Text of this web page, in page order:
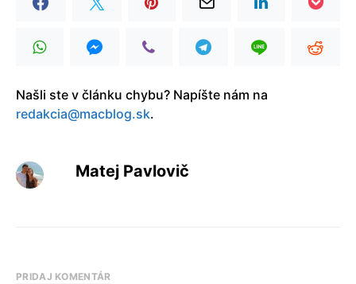
Našli ste v článku chybu? Napíšte nám na
redakcia@macblog.sk.
Matej Pavlovič
PRIDAJ KOMENTÁR